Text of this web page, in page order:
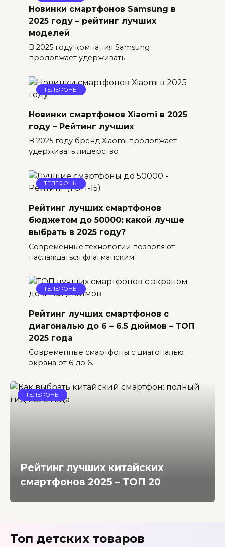
Новинки смартфонов Samsung в
2025 году – рейтинг лучших
моделей
В 2025 году компания Samsung
продолжает удерживать
ТЕЛЕФОНЫ
Новинки смартфонов Xiaomi в 2025
году – Рейтинг лучших
В 2025 году бренд Xiaomi продолжает
удерживать лидерство
ТЕЛЕФОНЫ
Рейтинг лучших смартфонов
бюджетом до 50000: какой лучше
выбрать в 2025 году?
Современные технологии позволяют
наслаждаться флагманским
ТЕЛЕФОНЫ
Рейтинг лучших смартфонов с
диагональю до 6 – 6.5 дюймов – ТОП
2025 года
Современные смартфоны с диагональю
экрана от 6 до 6.
ТЕЛЕФОНЫ
Рейтинг лучших китайских
смартфонов 2025 – ТОП 20
Топ детских товаров